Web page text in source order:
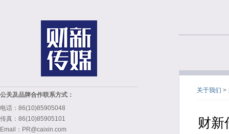
公关及品牌合作联系方式：
电话：86(10)85905048
传真：86(10)85905101
Email：PR@caixin.com
关于我们 >
财新